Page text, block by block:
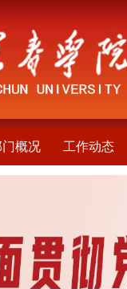
门概况 工作动态